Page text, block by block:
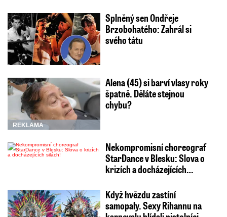
Splněný sen Ondřeje
Brzobohatého: Zahrál si
svého tátu
REKLAMA
Alena (45) si barví vlasy roky
špatně. Děláte stejnou
chybu?
Nekompromisní choreograf
StarDance v Blesku: Slova o
krizích a docházejících…
Když hvězdu zastíní
samopaly. Sexy Rihannu na